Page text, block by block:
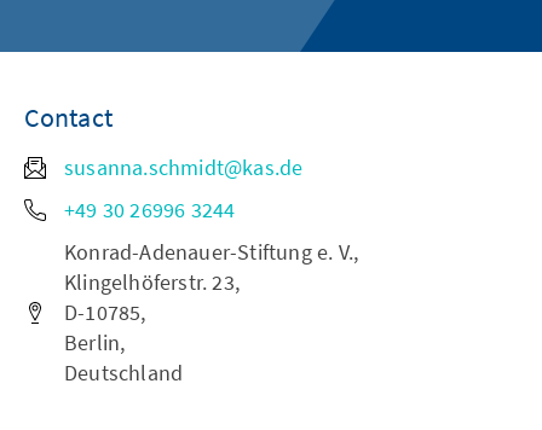
Contact
susanna.schmidt@kas.de
+49 30 26996 3244
Konrad-Adenauer-Stiftung e. V.,
Klingelhöferstr. 23,
D-10785,
Berlin,
Deutschland